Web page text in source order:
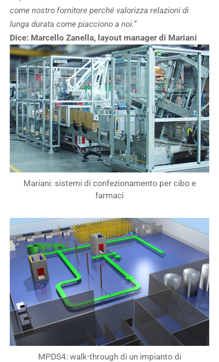
come nostro fornitore perché valorizza relazioni di
lunga durata come piacciono a noi.”
Dice: Marcello Zanella, layout manager di Mariani
Mariani: sistemi di confezionamento per cibo e
farmaci
MPDS4: walk-through di un impianto di